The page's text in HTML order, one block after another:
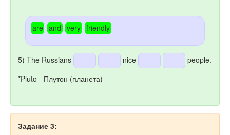
are and very friendly
5) The Russians nice
people.
*Pluto - Плутон (планета)
Задание 3: